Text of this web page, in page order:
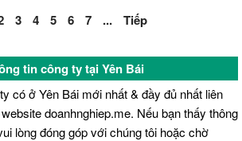
3 4 5 6 7 ... Tiếp
tin công ty tại Yên Bái
có ở Yên Bái mới nhất & đầy đủ nhất liên
doanhnghiep.me. Nếu bạn thấy thông
lòng đóng góp với chúng tôi hoặc chờ